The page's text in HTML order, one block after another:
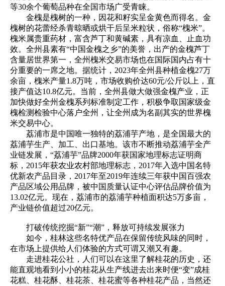
等30余个葡萄品种在全国市场广受青睐。
金槐是槐树的一种，因花和籽实呈金黄色而得名。金
槐树的花蕾经杀青晾晒或烘干后呈米粒状，俗称“槐米”。
槐米属贵重药材，富含芦丁和黄碱素，具有凉血、止血功
效。全州县素有“中国金槐之乡”的美誉，出产的金槐芦丁
含量居世界第一，全州槐米交易市场也在国际国内占有十
分重要的一席之地。据统计，2023年全州县种植金槐27万
余亩，槐米产量1.8万吨，市场收购价达60元/公斤以上，直
接产值达10.8亿元。当前，全州县做大做强金槐产业，正
加快做好全州金槐系列标准制定工作，积极争取国家级金
槐检测检验中心落户全州，让全州成为名副其实的世界槐
米交易中心。
荔浦市是中国唯一独特的荔浦芋产地，是全国最大的
荔浦芋生产、加工、出口基地。该市不断推动荔浦芋全产
业链发展，“荔浦芋”品牌2000年获国家地理标志证明商
标，2015年获农业农村部地理标志，2017年入选中国名特
优新农产品目录，2017年至2019年连续三年获中国百强农
产品区域公用品牌，被中国质量认证中心评估品牌价值为
13.02亿元。现在，荔浦市的荔浦芋种植面积达5万多亩，
产业链价值超过20亿元。
打破传统挖掘“新”“潮”，释放可持续发展张力
如今，桂林这些名特优产品在保留传统风味的同时，
在市场上提供给人们体验的方式可谓又潮又有趣。
走进桂花公社，人们可以在这里了解桂花的历史，还
能直观地看到小小的桂花从生产线进去出来时便“变”成桂
花糕、桂花酥、桂花茶、桂花蜜等各种桂花产品，当然还